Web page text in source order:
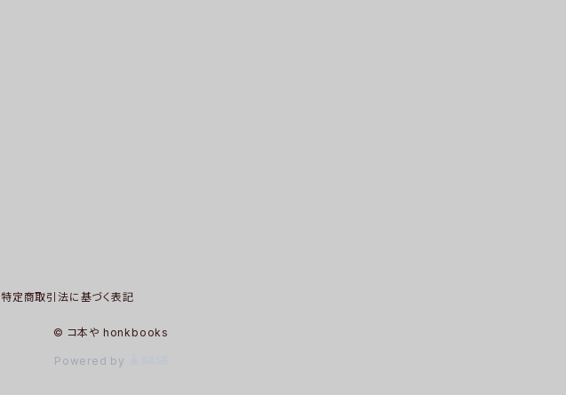
特定商取引法に基づく表記
© コ本や honkbooks
Powered by